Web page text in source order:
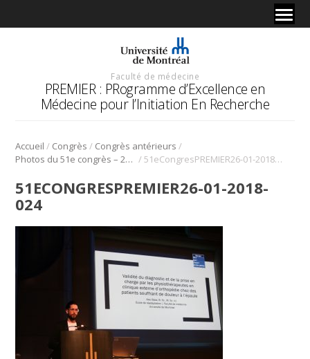
Faculté de médecine
PREMIER : PRogramme d’Excellence en
Médecine pour l’Initiation En Recherche
Accueil / Congrès / Congrès antérieurs /
Photos du 51e congrès – 2018 / 51eCongresPREMIER26-01-2018-024
51ECONGRESPREMIER26-01-2018-
024